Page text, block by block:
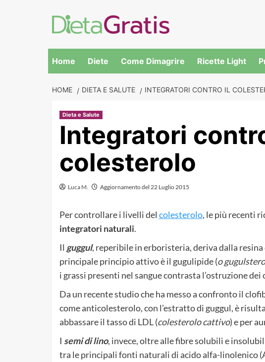
to
content
Home Diete Come Dimagrire Ricette Light
HOME DIETA E SALUTE INTEGRATORI CONTRO IL
Dieta e Salute
Integratori
colesterolo
Luca M. Aggiornamento del 22 Luglio 2015
Per controllare i livelli del colesterolo, le più recenti
integratori naturali.
Il guggul, reperibile in erboristeria, deriva dalla
principale principio attivo è il gugulipide (o
i grassi presenti nel sangue contrasta l’ostruzione
Da un recente studio che ha messo a confronto il
come anticolesterolo, con l’estratto di guggul, è
abbassare il tasso di LDL (colesterolo cattivo) e per
I semi di lino, invece, oltre alle fibre solubili e
tra le principali fonti naturali di acido alfa-linolenico